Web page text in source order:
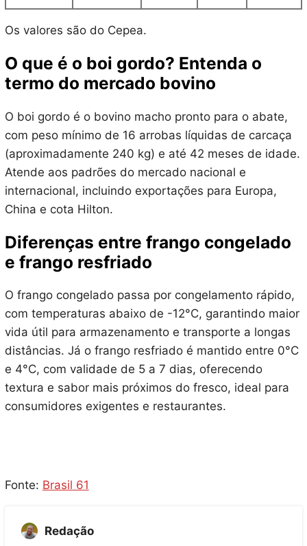
Os valores são do Cepea.
O que é o boi gordo? Entenda o
termo do mercado bovino
O boi gordo é o bovino macho pronto para o abate,
com peso mínimo de 16 arrobas líquidas de carcaça
(aproximadamente 240 kg) e até 42 meses de idade.
Atende aos padrões do mercado nacional e
internacional, incluindo exportações para Europa,
China e cota Hilton.
Diferenças entre frango congelado
e frango resfriado
O frango congelado passa por congelamento rápido,
com temperaturas abaixo de -12°C, garantindo maior
vida útil para armazenamento e transporte a longas
distâncias. Já o frango resfriado é mantido entre 0°C
e 4°C, com validade de 5 a 7 dias, oferecendo
textura e sabor mais próximos do fresco, ideal para
consumidores exigentes e restaurantes.
Fonte: Brasil 61
Redação